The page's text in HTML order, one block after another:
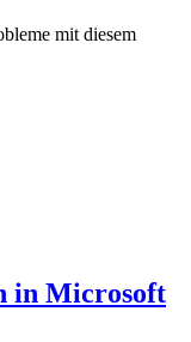
mit diesem
in Microsoft